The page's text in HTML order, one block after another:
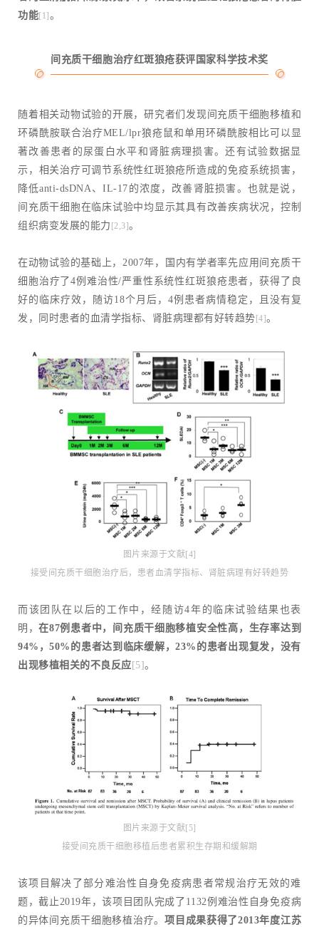
功能[1] 。
间充质干细胞治疗红斑狼疮获评国家科学技术奖
随着相关动物试验的开展，研究者们发现间充质干细胞移植和
环磷酰胺联合治疗MEL/lpr狼疮鼠和单用环磷酰胺相比可以显
著改善患者的尿蛋白水平和肾脏病理损害。还有试验数据显
示，相关治疗可调节系统性红斑狼疮所造成的免疫系统损害，
降低anti-dsDNA、IL-17的浓度，改善肾脏损害。也就是说，
间充质干细胞在临床试验中均显示其具有改善疾病状况，控制
组织病变发展的能力 [2,3]。
在动物试验的基础上，2007年，国内有学者率先应用间充质干
细胞治疗了4例难治性/严重性系统性红斑狼疮患者，获得了良
好的临床疗效，随访18个月后，4例患者病情稳定，且没有复
发，同时患者的血清学指标、肾脏病理都有好转趋势 [4]。
图片来源于文献[4]
接受间充质干细胞治疗后，患者血清学指标、肾脏病理有好转趋势
而该团队在以后的工作中，经随访4年的临床试验结果也表
明，在87例患者中，间充质干细胞移植安全性高，生存率达到
94%，50%的患者达到临床缓解，23%的患者出现复发，没有
出现移植相关的不良反应 [5]。
图片来源于文献[5]
接受间充质干细胞移植后患者累积生存期和缓解期
该项目解决了部分难治性自身免疫病患者常规治疗无效的难
题，截止2019年，该项目团队完成了1132例难治性自身免疫病
的异体间充质干细胞移植治疗。项目成果获得了2013年度江苏